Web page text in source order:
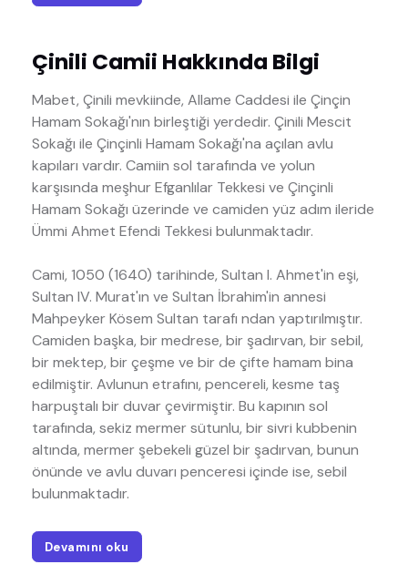
Çinili Camii Hakkında Bilgi
Mabet, Çinili mevkiinde, Allame Caddesi ile Çinçin
Hamam Sokağı'nın birleştiği yerdedir. Çinili Mescit
Sokağı ile Çinçinli Hamam Sokağı'na açılan avlu
kapıları vardır. Camiin sol tarafında ve yolun
karşısında meşhur Efganlılar Tekkesi ve Çinçinli
Hamam Sokağı üzerinde ve camiden yüz adım ileride
Ümmi Ahmet Efendi Tekkesi bulunmaktadır.
Cami, 1050 (1640) tarihinde, Sultan I. Ahmet'in eşi,
Sultan IV. Murat'ın ve Sultan İbrahim'in annesi
Mahpeyker Kösem Sultan tarafı ndan yaptırılmıştır.
Camiden başka, bir medrese, bir şadırvan, bir sebil,
bir mektep, bir çeşme ve bir de çifte hamam bina
edilmiştir. Avlunun etrafını, pencereli, kesme taş
harpuştalı bir duvar çevirmiştir. Bu kapının sol
tarafında, sekiz mermer sütunlu, bir sivri kubbenin
altında, mermer şebekeli güzel bir şadırvan, bunun
önünde ve avlu duvarı penceresi içinde ise, sebil
bulunmaktadır.
Devamını oku